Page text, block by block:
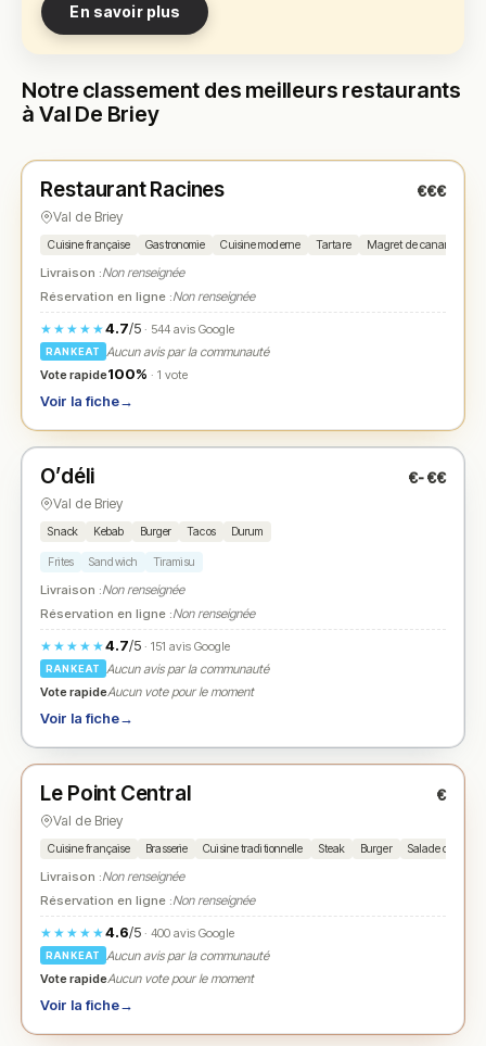
En savoir plus
Notre classement des meilleurs restaurants
à Val De Briey
★ N° 1
Restaurant Racines €€€
Val de Briey
Cuisine française Gastronomie Cuisine moderne Tartare Magret de canard
Livraison :Non renseignée
Réservation en ligne :Non renseignée
★★★★★4.7/5· 544 avis Google
RANKEAT
Aucun avis par la communauté
Vote rapide100% · 1 vote
Voir la fiche→
★ N° 2
O’déli €-€€
Val de Briey
Snack Kebab Burger Tacos Durum
Frites Sandwich Tiramisu
Livraison :Non renseignée
Réservation en ligne :Non renseignée
★★★★★4.7/5· 151 avis Google
RANKEAT
Aucun avis par la communauté
Vote rapideAucun vote pour le moment
Voir la fiche→
★ N° 3
Le Point Central €
Val de Briey
Cuisine française Brasserie Cuisine traditionnelle Steak Burger Salade
Livraison :Non renseignée
Réservation en ligne :Non renseignée
★★★★★4.6/5· 400 avis Google
RANKEAT
Aucun avis par la communauté
Vote rapideAucun vote pour le moment
Voir la fiche→